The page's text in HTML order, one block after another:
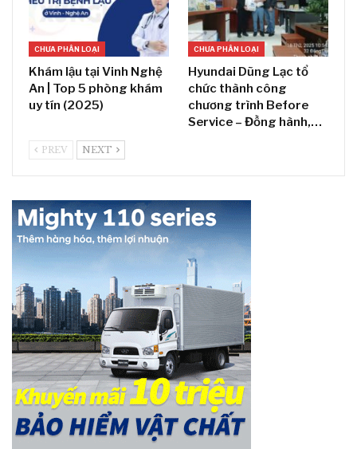
CHƯA PHÂN LOẠI
Khám lậu tại Vinh Nghệ
An | Top 5 phòng khám
uy tín (2025)
CHƯA PHÂN LOẠI
Hyundai Dũng Lạc tổ
chức thành công
chương trình Before
Service – Đồng hành,…
PREV NEXT